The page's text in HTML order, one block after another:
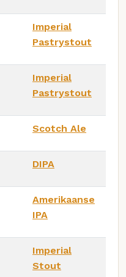
Imperial
Pastrystout
Imperial
Pastrystout
Scotch Ale
DIPA
Amerikaanse
IPA
Imperial
Stout